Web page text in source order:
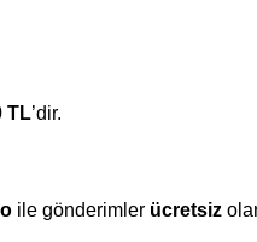
TL’dir.
ile gönderimler ücretsiz